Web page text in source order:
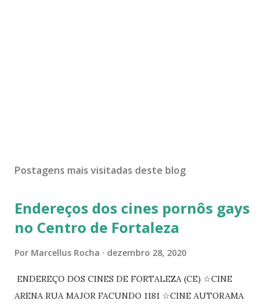
Postagens mais visitadas deste blog
Endereços dos cines pornôs gays
no Centro de Fortaleza
Por Marcellus Rocha dezembro 28, 2020
ENDEREÇO DOS CINES DE FORTALEZA (CE) ☆CINE
ARENA RUA MAJOR FACUNDO 1181 ☆CINE AUTORAMA